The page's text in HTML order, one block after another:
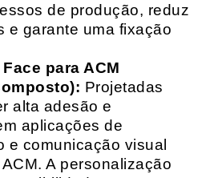
de produção, reduz
e garante uma fixação
para ACM
Projetadas
alta adesão e
aplicações de
e comunicação visual
A personalização